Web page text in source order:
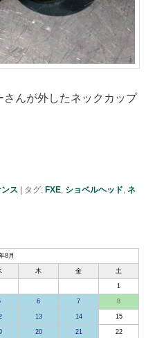
んが外したネックカップ
ス | タグ: FXE, ショベルヘッド ネ
8月
木 金 土
1
6 7 8
13 14 15
20 21 22